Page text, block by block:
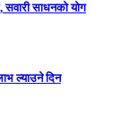
साधनकाे याेग
ल्याउने दिन